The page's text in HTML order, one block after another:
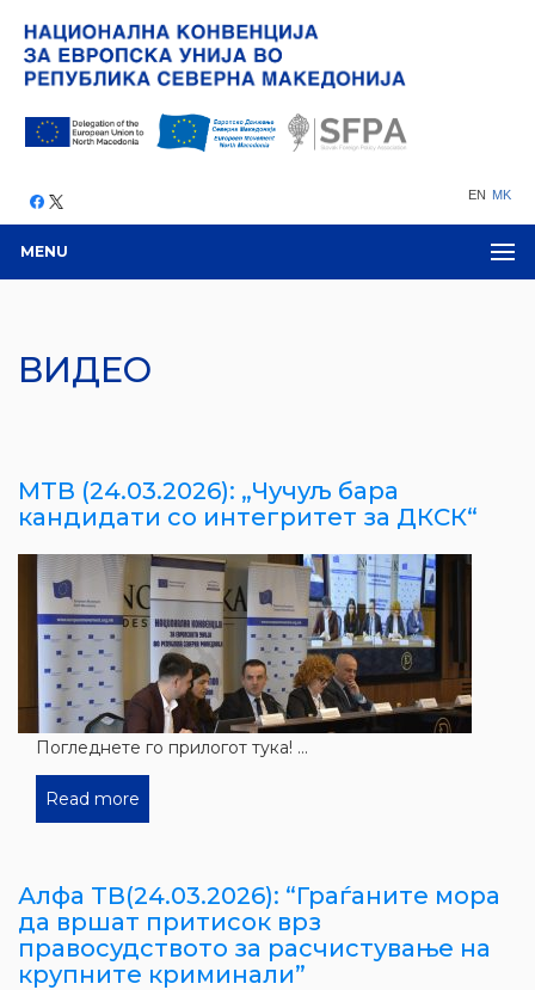
EN MK
MENU
ВИДЕО
МТВ (24.03.2026): „Чучуљ бара
кандидати со интегритет за ДКСК“
Погледнете го прилогот тука! ...
Read more
Алфа ТВ(24.03.2026): “Граѓаните мора
да вршат притисок врз
правосудството за расчистување на
крупните криминали”